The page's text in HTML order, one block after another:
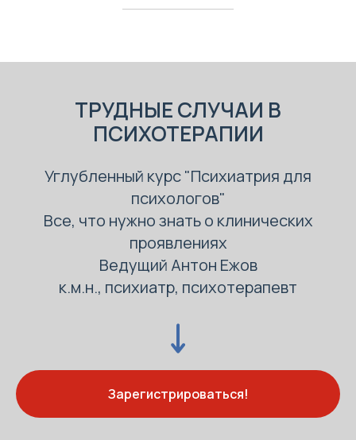
ТРУДНЫЕ СЛУЧАИ В
ПСИХОТЕРАПИИ
Углубленный курс "Психиатрия для
психологов"
Все, что нужно знать о клинических
проявлениях
Ведущий Антон Ежов
к.м.н., психиатр, психотерапевт
Зарегистрироваться!